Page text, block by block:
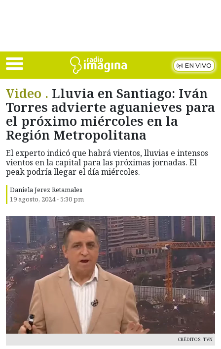
EN VIVO
Video . Lluvia en Santiago: Iván
Torres advierte aguanieves para
el próximo miércoles en la
Región Metropolitana
El experto indicó que habrá vientos, lluvias e intensos
vientos en la capital para las próximas jornadas. El
peak podría llegar el día miércoles.
Daniela Jerez Retamales
19 agosto, 2024 - 5:30 pm
CRÉDITOS: TVN